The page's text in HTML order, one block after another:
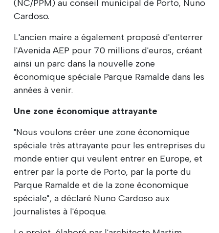
(NC/PPM) au conseil municipal de Porto, Nuno
Cardoso.
L'ancien maire a également proposé d'enterrer
l'Avenida AEP pour 70 millions d'euros, créant
ainsi un parc dans la nouvelle zone
économique spéciale Parque Ramalde dans les
années à venir.
Une zone économique attrayante
"Nous voulons créer une zone économique
spéciale très attrayante pour les entreprises du
monde entier qui veulent entrer en Europe, et
entrer par la porte de Porto, par la porte du
Parque Ramalde et de la zone économique
spéciale", a déclaré Nuno Cardoso aux
journalistes à l'époque.